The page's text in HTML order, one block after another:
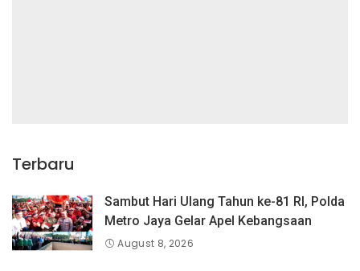
Terbaru
Sambut Hari Ulang Tahun ke-81 RI, Polda
Metro Jaya Gelar Apel Kebangsaan
August 8, 2026